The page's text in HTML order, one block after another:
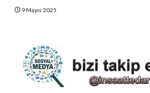
9 Mayıs 2025